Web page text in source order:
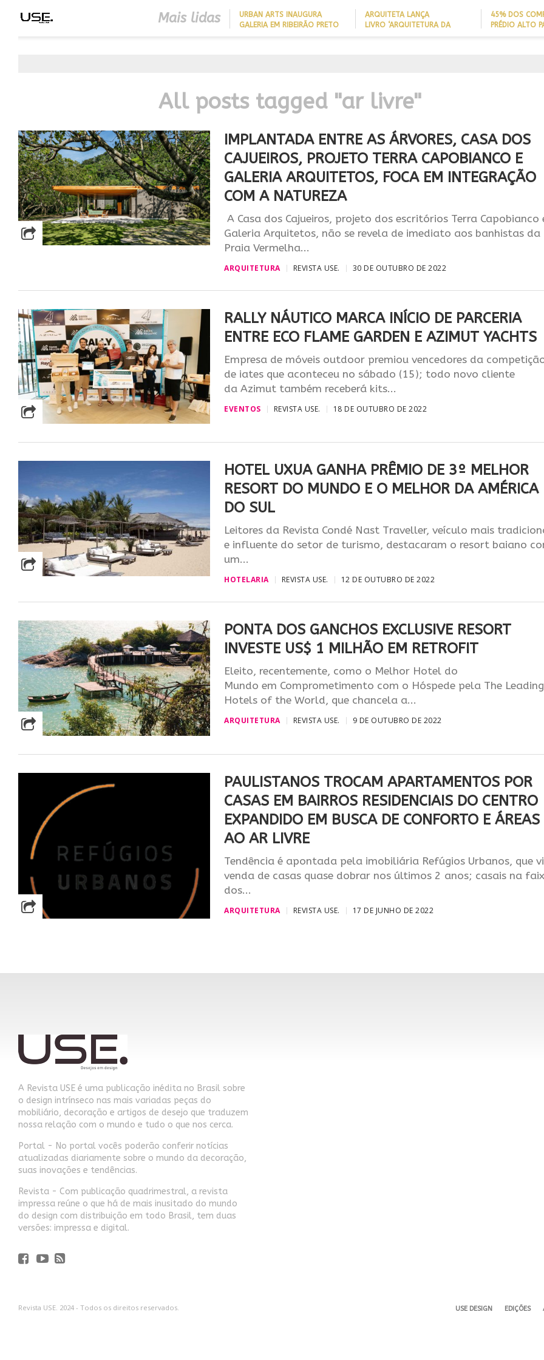
Mais lidas
​URBAN ARTS INAUGURA
GALERIA EM RIBEIRÃO PRETO
ARQUITETA LANÇA
LIVRO ‘ARQUITETURA DA
45% DOS
PRÉDIO ALTO
All posts tagged "ar livre"
IMPLANTADA ENTRE AS ÁRVORES, CASA DOS
CAJUEIROS, PROJETO TERRA CAPOBIANCO E
GALERIA ARQUITETOS, FOCA EM INTEGRAÇÃO
COM A NATUREZA
A Casa dos Cajueiros, projeto dos escritórios Terra Capobianco
Galeria Arquitetos, não se revela de imediato aos banhistas da
Praia Vermelha...
ARQUITETURA REVISTA USE. 30 DE OUTUBRO DE 2022
RALLY NÁUTICO MARCA INÍCIO DE PARCERIA
ENTRE ECO FLAME GARDEN E AZIMUT YACHTS
Empresa de móveis outdoor premiou vencedores da
de iates que aconteceu no sábado (15); todo novo cliente
da Azimut também receberá kits...
EVENTOS REVISTA USE. 18 DE OUTUBRO DE 2022
HOTEL UXUA GANHA PRÊMIO DE 3º MELHOR
RESORT DO MUNDO E O MELHOR DA AMÉRICA
DO SUL
Leitores da Revista Condé Nast Traveller, veículo mais
e influente do setor de turismo, destacaram o resort baiano
um...
HOTELARIA REVISTA USE. 12 DE OUTUBRO DE 2022
PONTA DOS GANCHOS EXCLUSIVE RESORT
INVESTE US$ 1 MILHÃO EM RETROFIT
Eleito, recentemente, como o Melhor Hotel do
Mundo em Comprometimento com o Hóspede pela The Leading
Hotels of the World, que chancela a...
ARQUITETURA REVISTA USE. 9 DE OUTUBRO DE 2022
PAULISTANOS TROCAM APARTAMENTOS POR
CASAS EM BAIRROS RESIDENCIAIS DO CENTRO
EXPANDIDO EM BUSCA DE CONFORTO E ÁREAS
AO AR LIVRE
Tendência é apontada pela imobiliária Refúgios Urbanos, que
venda de casas quase dobrar nos últimos 2 anos; casais na
dos...
ARQUITETURA REVISTA USE. 17 DE JUNHO DE 2022
A Revista USE é uma publicação inédita no Brasil sobre
o design intrínseco nas mais variadas peças do
mobiliário, decoração e artigos de desejo que traduzem
nossa relação com o mundo e tudo o que nos cerca.
Portal - No portal vocês poderão conferir notícias
atualizadas diariamente sobre o mundo da decoração,
suas inovações e tendências.
Revista - Com publicação quadrimestral, a revista
impressa reúne o que há de mais inusitado do mundo
do design com distribuição em todo Brasil, tem duas
versões: impressa e digital.
USE DESIGN EDIÇÕES
Revista USE. 2024 - Todos os direitos reservados.